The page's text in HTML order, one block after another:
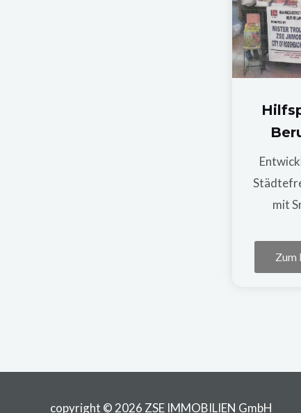
mit
Zum
copyright © 2026 ZSE IMMOBILIEN GmbH